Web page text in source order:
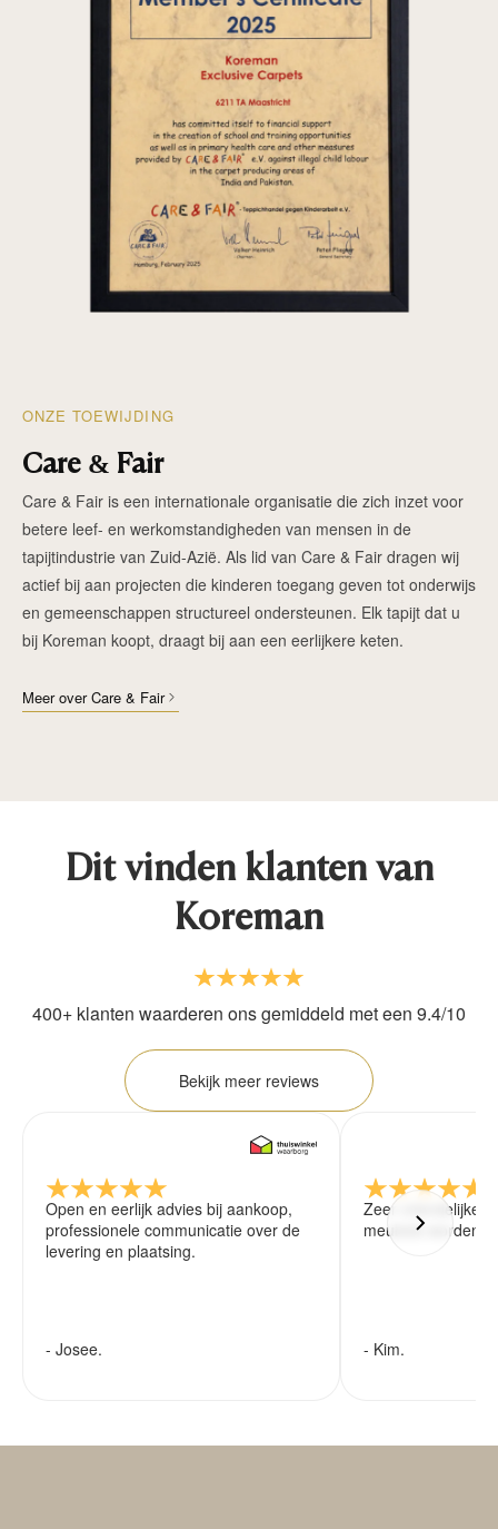
ONZE TOEWIJDING
Care & Fair
Care & Fair is een internationale organisatie die zich inzet voor
betere leef- en werkomstandigheden van mensen in de
tapijtindustrie van Zuid-Azië. Als lid van Care & Fair dragen wij
actief bij aan projecten die kinderen toegang geven tot onderwijs
en gemeenschappen structureel ondersteunen. Elk tapijt dat u
bij Koreman koopt, draagt bij aan een eerlijkere keten.
Meer over Care & Fair
Dit vinden klanten van
Koreman
400+ klanten waarderen ons gemiddeld met een 9.4/10
Bekijk meer reviews
Open en eerlijk advies bij aankoop,
professionele communicatie over de
levering en plaatsing.
- Josee.
Zeer vriendelijke
meubels worden
- Kim.